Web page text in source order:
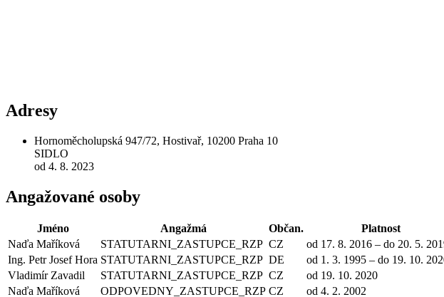
Adresy
Hornoměcholupská 947/72, Hostivař, 10200 Praha 10
SIDLO
od 4. 8. 2023
Angažované osoby
Jméno Angažmá Občan.
Platnost
Naďa Maříková
STATUTARNI_ZASTUPCE_RZP CZ
od 17. 8. 2016 – do 20. 5.
Ing. Petr Josef Hora STATUTARNI_ZASTUPCE_RZP DE
od 1. 3. 1995 – do 19. 10.
Vladimír Zavadil
STATUTARNI_ZASTUPCE_RZP CZ
od 19. 10. 2020
Naďa Maříková
ODPOVEDNY_ZASTUPCE_RZP CZ
od 4. 2. 2002